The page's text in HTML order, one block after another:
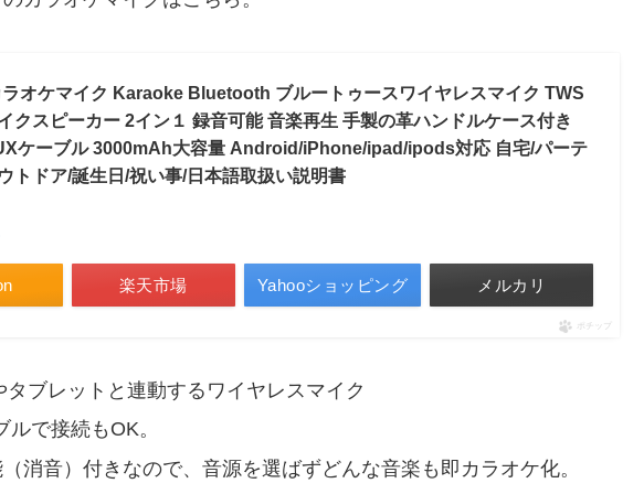
ラオケマイク Karaoke Bluetooth ブルートゥースワイヤレスマイク TWS
クスピーカー 2イン１ 録音可能 音楽再生 手製の革ハンドルケース付き
ケーブル 3000mAh大容量 Android/iPhone/ipad/ipods対応 自宅/パーテ
トドア/誕生日/祝い事/日本語取扱い説明書
楽天市場 Yahooショッピング メルカリ
ポチップ
ブレットと連動するワイヤレスマイク
で接続もOK。
消音）付き なので、音源を選ばずどんな音楽も即カラオケ化。